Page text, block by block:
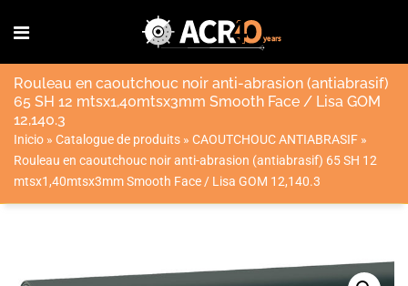
Rouleau en caoutchouc noir anti-abrasion (antiabrasif)
65 SH 12 mtsx1,40mtsx3mm Smooth Face / Lisa GOM
12,140.3
Inicio » Catalogue de produits » CAOUTCHOUC ANTIABRASIF »
Rouleau en caoutchouc noir anti-abrasion (antiabrasif) 65 SH 12
mtsx1,40mtsx3mm Smooth Face / Lisa GOM 12,140.3